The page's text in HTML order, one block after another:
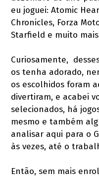
eu joguei: Atomic
Chronicles, Forza
Starfield e muito
Curiosamente,
os tenha adorado,
os escolhidos foram
divertiram, e acabei
selecionados, há
mesmo e também
analisar aqui para o
às vezes, até o
Então, sem mais